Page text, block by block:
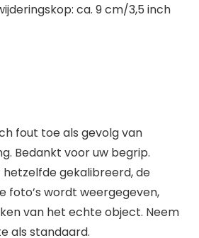
ca. 9 cm/3,5 inch
fout toe als gevolg van
Bedankt voor uw begrip.
hetzelfde gekalibreerd, de
foto’s wordt weergegeven,
van het echte object. Neem
als standaard.